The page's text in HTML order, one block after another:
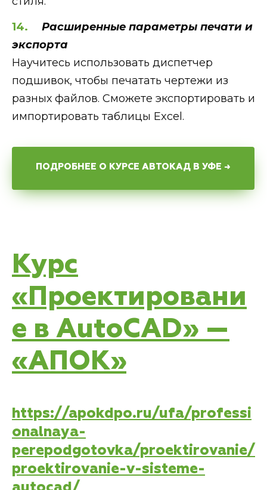
Расширенные параметры печати и
экспорта
Научитесь использовать диспетчер
подшивок, чтобы печатать чертежи из
разных файлов. Сможете экспортировать и
импортировать таблицы Excel.
ПОДРОБНЕЕ О КУРСЕ АВТОКАД В УФЕ →
Курс
«Проектировани
е в AutoCAD» —
«АПОК»
https://apokdpo.ru/ufa/professi
onalnaya-
perepodgotovka/proektirovanie/
proektirovanie-v-sisteme-